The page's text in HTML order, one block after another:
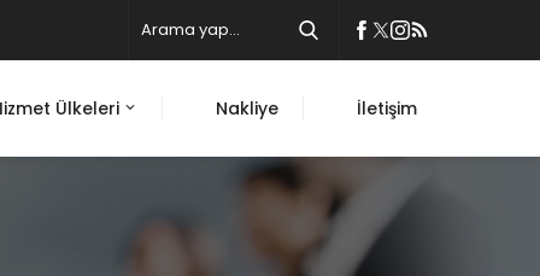
Ülkeleri Nakliye İletişim